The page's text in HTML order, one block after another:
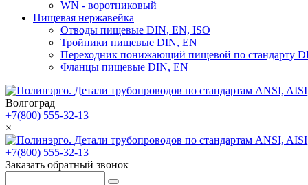
WN - воротниковый
Пищевая нержавейка
Отводы пищевые DIN, EN, ISO
Тройники пищевые DIN, EN
Переходник понижающий пищевой по стандарту
Фланцы пищевые DIN, EN
Волгоград
+7(800) 555-32-13
×
+7(800) 555-32-13
Заказать обратный звонок